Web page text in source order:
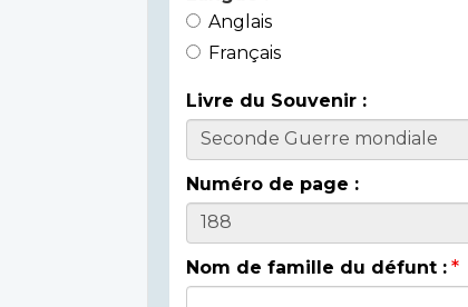
Anglais
Français
Livre du Souvenir :
Numéro de page :
Nom de famille du défunt :